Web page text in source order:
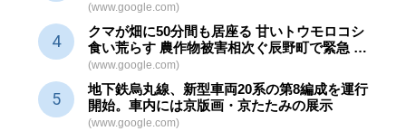
(www.google.com)
クマが畑に50分間も居座る 甘いトウモロコシ
食い荒らす 農作物被害相次ぐ辰野町で緊急 …
(www.google.com)
地下鉄烏丸線、新型車両20系の第8編成を運行
開始。車内には京版画・京たたみの展示
(www.google.com)